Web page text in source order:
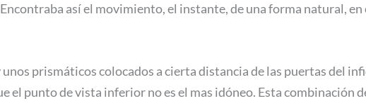
así el movimiento, el instante, de una forma natural,
unos prismáticos colocados a cierta distancia de las puertas del
el punto de vista inferior no es el mas idóneo. Esta combinación